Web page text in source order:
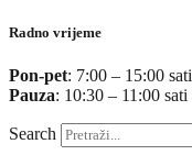
Radno vrijeme
Pon-pet: 7:00 – 15:00 sati
Pauza: 10:30 – 11:00 sati
Search